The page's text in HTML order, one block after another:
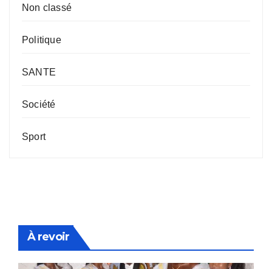
Non classé
Politique
SANTE
Société
Sport
À revoir